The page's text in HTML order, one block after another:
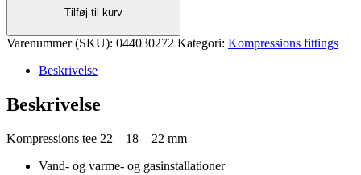
22
Kompressions
antal
Tilføj til kurv
Varenummer (SKU): 044030272 Kategori: Kompressions fittings
Beskrivelse
Beskrivelse
Kompressions tee 22 – 18 – 22 mm
Vand- og varme- og gasinstallationer